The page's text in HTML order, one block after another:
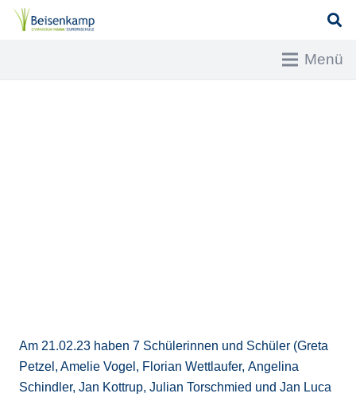
Menü
Am 21.02.23 haben 7 Schülerinnen und Schüler (Greta
Petzel, Amelie Vogel, Florian Wettlaufer, Angelina
Schindler, Jan Kottrup, Julian Torschmied und Jan Luca